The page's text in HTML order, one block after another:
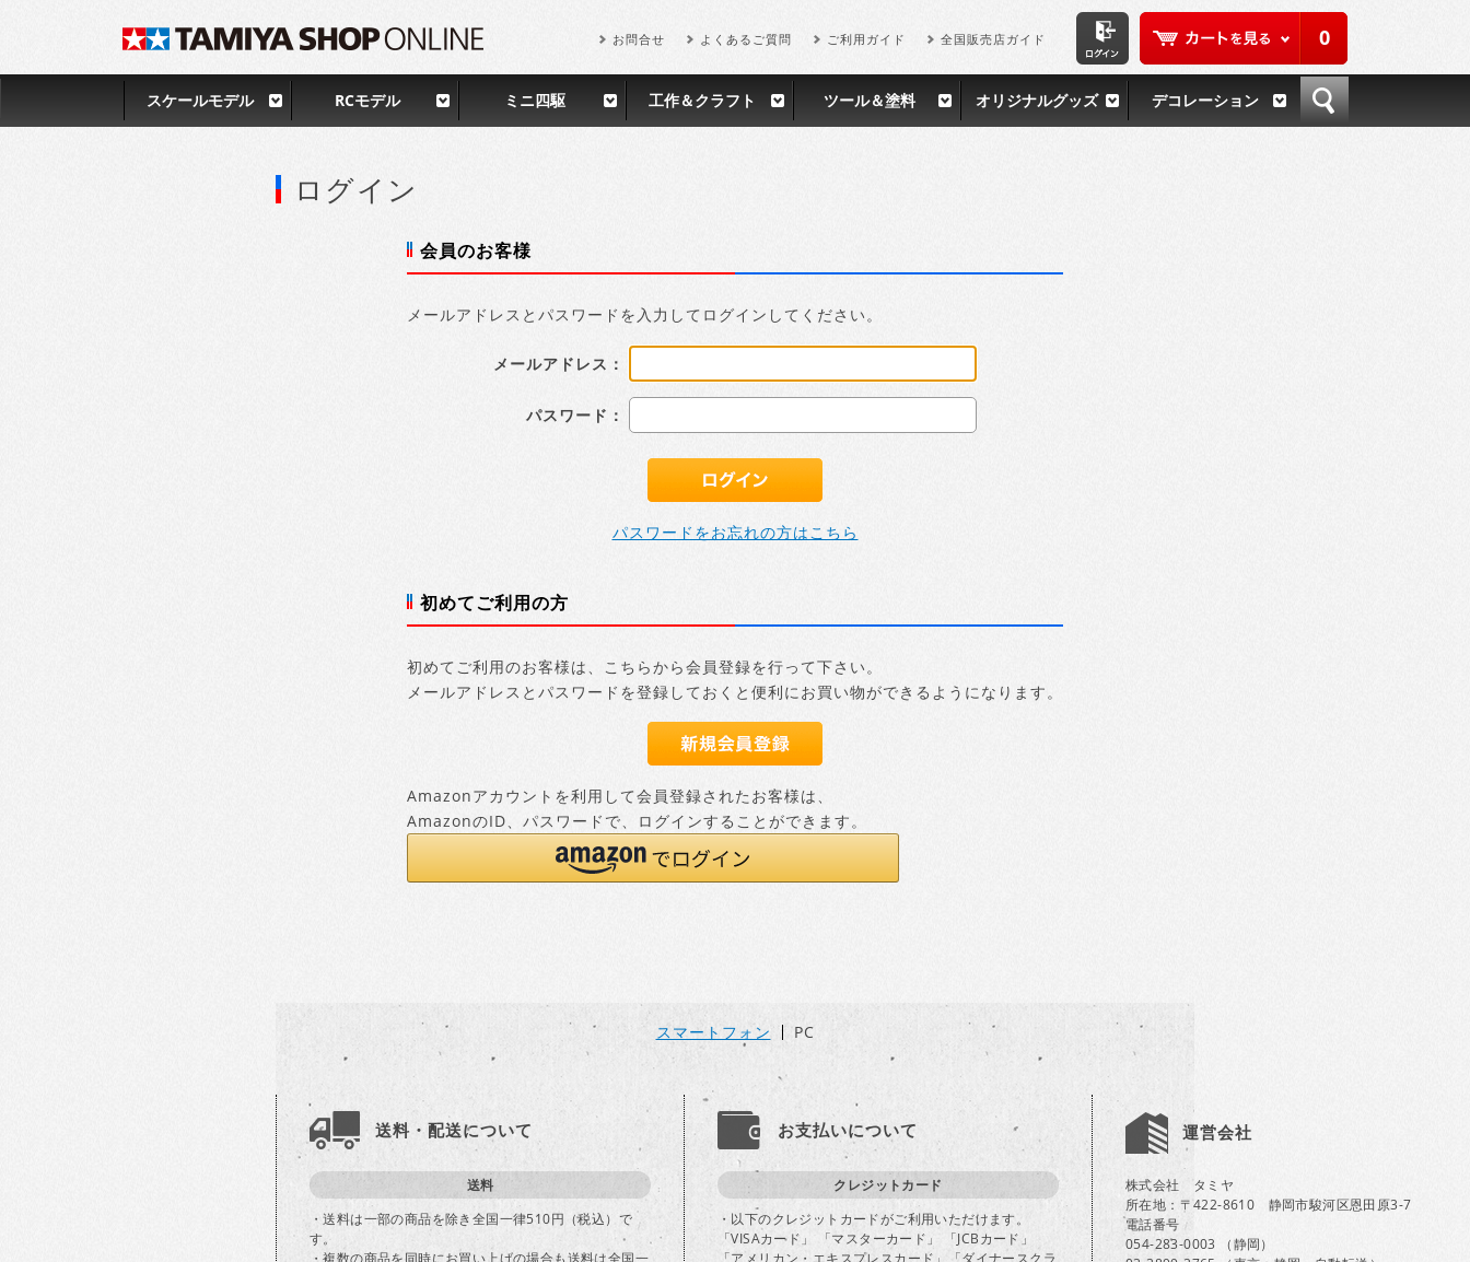
0
お問合せ よくあるご質問 ご利用ガイド 全国販売店ガイド
スケールモデル RCモデル ミニ四駆 工作＆クラフト ツール＆塗料 オリジナルグッズ デコレーション
ログイン
会員のお客様
メールアドレスとパスワードを入力してログインしてください。
メールアドレス：
パスワード：
パスワードをお忘れの方はこちら
初めてご利用の方
初めてご利用のお客様は、こちらから会員登録を行って下さい。
メールアドレスとパスワードを登録しておくと便利にお買い物ができるようになります。
Amazonアカウントを利用して会員登録されたお客様は、
AmazonのID、パスワードで、ログインすることができます。
スマートフォン PC
送料・配送について
送料
・送料は一部の商品を除き全国一律510円（税込）で
す。
・複数の商品を同時にお買い上げの場合も送料は全国一
お支払いについて
クレジットカード
・以下のクレジットカードがご利用いただけます。
「VISAカード」 「マスターカード」 「JCBカード」
「アメリカン・エキスプレスカード」「ダイナースクラ
運営会社
株式会社 タミヤ
所在地：〒422-8610 静岡市駿河区恩田原3-7
電話番号
054-283-0003 （静岡）